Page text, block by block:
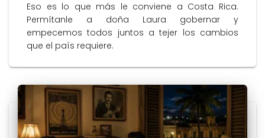
Eso es lo que más le conviene a Costa Rica.
Permítanle a doña Laura gobernar y
empecemos todos juntos a tejer los cambios
que el país requiere.